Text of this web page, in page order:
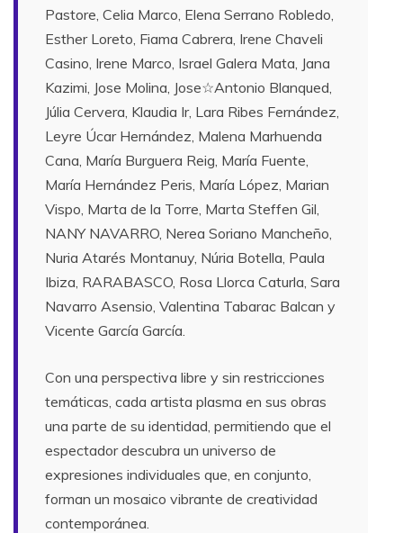
Pastore, Celia Marco, Elena Serrano Robledo,
Esther Loreto, Fiama Cabrera, Irene Chaveli
Casino, Irene Marco, Israel Galera Mata, Jana
Kazimi, Jose Molina, Jose☆Antonio Blanqued,
Júlia Cervera, Klaudia Ir, Lara Ribes Fernández,
Leyre Úcar Hernández, Malena Marhuenda
Cana, María Burguera Reig, María Fuente,
María Hernández Peris, María López, Marian
Vispo, Marta de la Torre, Marta Steffen Gil,
NANY NAVARRO, Nerea Soriano Mancheño,
Nuria Atarés Montanuy, Núria Botella, Paula
Ibiza, RARABASCO, Rosa Llorca Caturla, Sara
Navarro Asensio, Valentina Tabarac Balcan y
Vicente García García.
Con una perspectiva libre y sin restricciones
temáticas, cada artista plasma en sus obras
una parte de su identidad, permitiendo que el
espectador descubra un universo de
expresiones individuales que, en conjunto,
forman un mosaico vibrante de creatividad
contemporánea.